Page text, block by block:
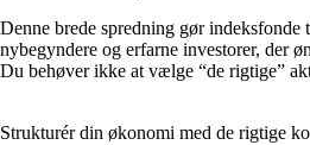
Denne brede spredning gør
nybegyndere og erfarne investorer, der
Du behøver ikke at vælge “de rigtige”
Strukturér din økonomi med de rigtige